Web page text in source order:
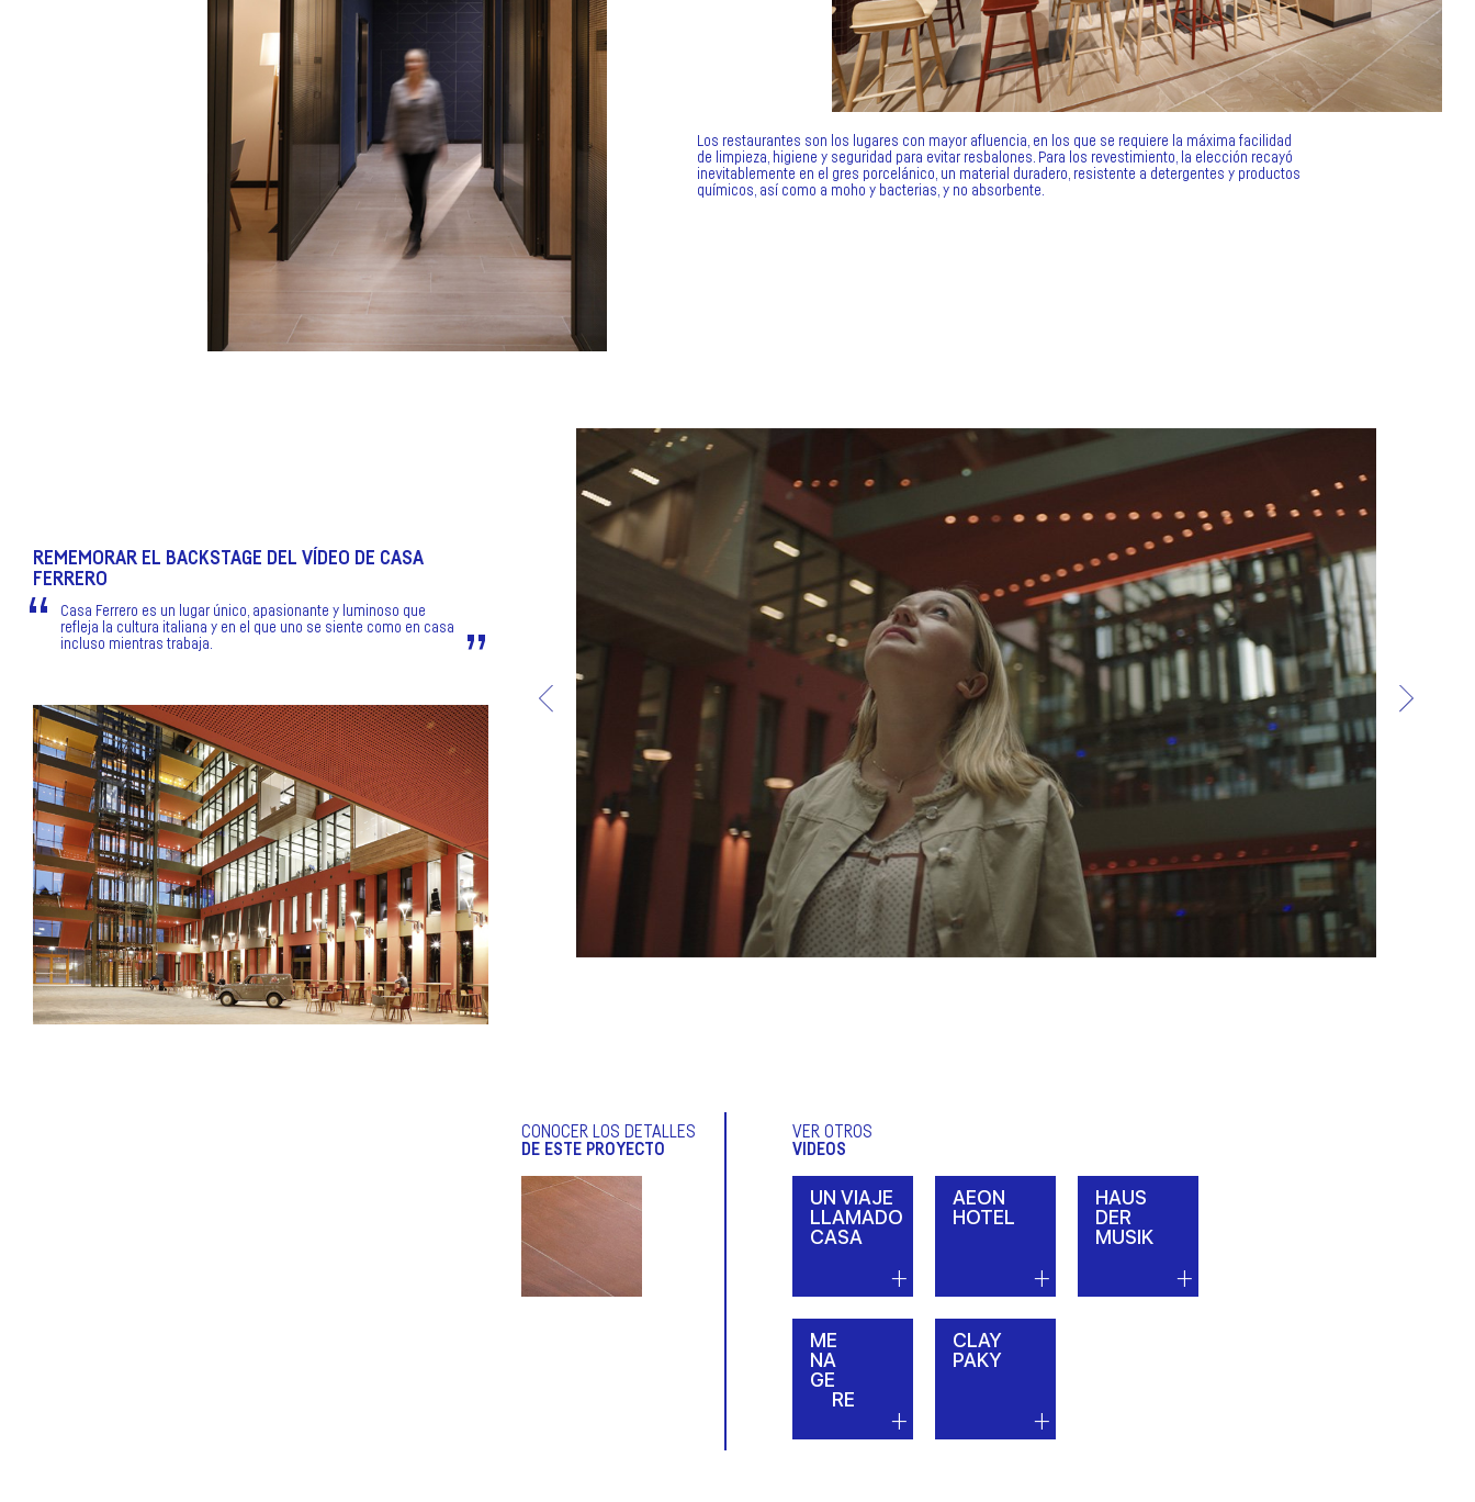
Los restaurantes son los lugares con mayor afluencia, en los que se requiere la máxima facilidad
de limpieza, higiene y seguridad para evitar resbalones. Para los revestimiento, la elección recayó
inevitablemente en el gres porcelánico, un material duradero, resistente a detergentes y productos
químicos, así como a moho y bacterias, y no absorbente.
REMEMORAR EL BACKSTAGE DEL VÍDEO DE CASA
FERRERO
Casa Ferrero es un lugar único, apasionante y luminoso que
refleja la cultura italiana y en el que uno se siente como en casa
incluso mientras trabaja.
CONOCER LOS DETALLES
DE ESTE PROYECTO
VER OTROS
VIDEOS
UN VIAJE
LLAMADO
CASA
AEON
HOTEL
HAUS
DER
MUSIK
ME
NA
GE
RE
CLAY
PAKY